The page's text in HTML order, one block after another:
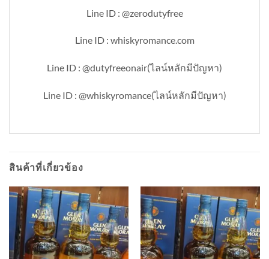
Line ID : @zerodutyfree
Line ID : whiskyromance.com
Line ID : @dutyfreeonair(ไลน์หลักมีปัญหา)
Line ID : @whiskyromance(ไลน์หลักมีปัญหา)
สินค้าที่เกี่ยวข้อง